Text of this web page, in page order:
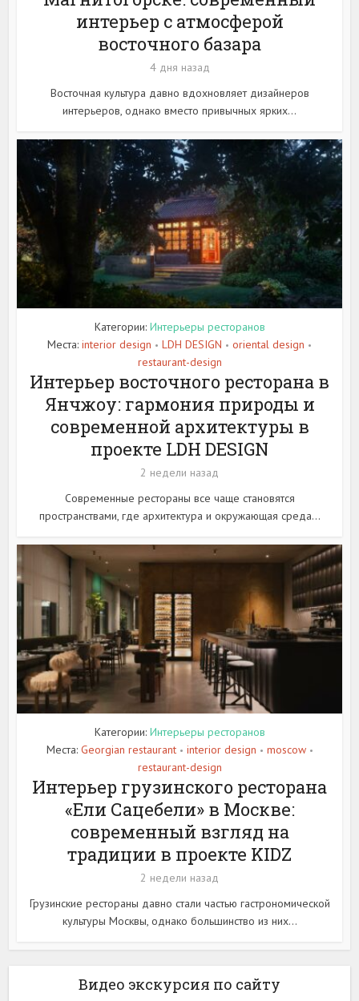
интерьер с атмосферой
восточного базара
4 дня назад
Восточная культура давно вдохновляет дизайнеров
интерьеров, однако вместо привычных ярких...
Категории: Интерьеры ресторанов
Места: interior design • LDH DESIGN • oriental design •
restaurant-design
Интерьер восточного ресторана в
Янчжоу: гармония природы и
современной архитектуры в
проекте LDH DESIGN
2 недели назад
Современные рестораны все чаще становятся
пространствами, где архитектура и окружающая среда...
Категории: Интерьеры ресторанов
Места: Georgian restaurant • interior design • moscow •
restaurant-design
Интерьер грузинского ресторана
«Ели Сацебели» в Москве:
современный взгляд на
традиции в проекте KIDZ
2 недели назад
Грузинские рестораны давно стали частью гастрономической
культуры Москвы, однако большинство из них...
Видео экскурсия по сайту